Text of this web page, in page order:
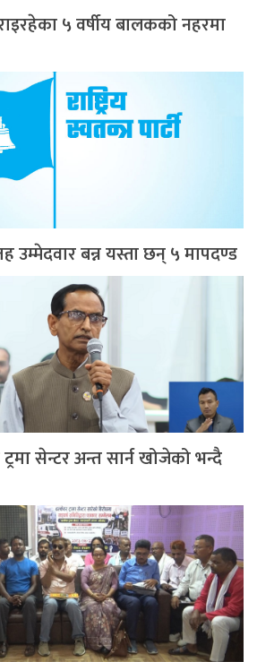
५ वर्षीय बालकको नहरमा
उम्मेदवार बन्न यस्ता छन् ५ मापदण्ड
सेन्टर अन्त सार्न खोजेको भन्दै